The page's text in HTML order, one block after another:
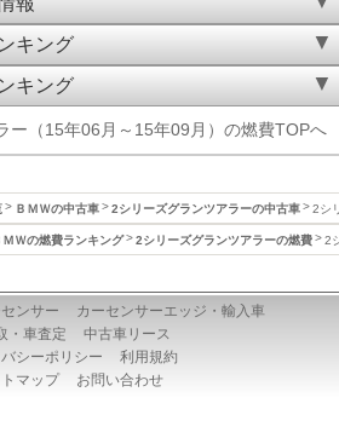
キング
キング
ー（15年06月～15年09月）の燃費TOPへ
ＢＭＷの中古車 2シリーズグランツアラーの中古車 2シ
ＭＷの燃費ランキング 2シリーズグランツアラーの燃費 2
ンサー
カーセンサーエッジ・輸入車
・車査定
中古車リース
シーポリシー
利用規約
マップ
お問い合わせ